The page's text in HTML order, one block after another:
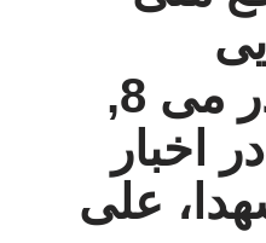
منتشر شده در می 8,
اخبار
، علی